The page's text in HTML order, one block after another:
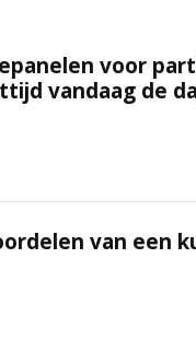
voor
vandaag de
van een